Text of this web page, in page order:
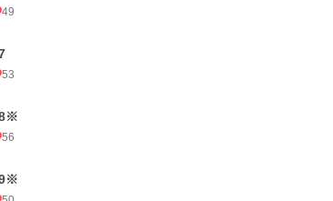
49
53
56